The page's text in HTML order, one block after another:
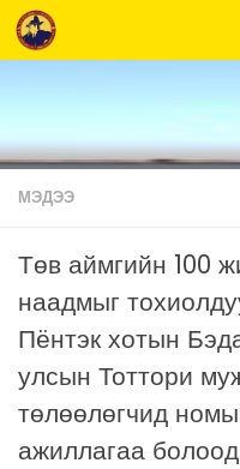
Skip to content
МЭДЭЭ
Төв аймгийн 100
наадмыг
Пёнтэк хотын
улсын Тоттори
төлөөлөгчид
ажиллагаа